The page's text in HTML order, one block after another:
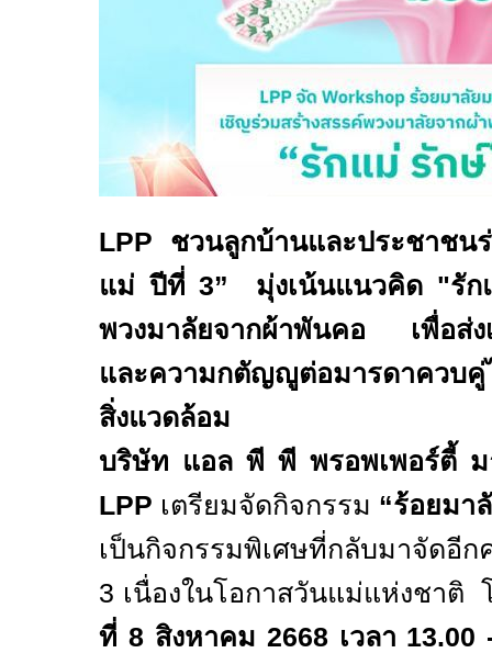
LPP ชวนลูกบ้านและประชาช
แม่ ปีที่3”
มุ่งเน้นแนวคิด "รั
พวงมาลัยจากผ้าพันคอ เพื่อส่ง
และความกตัญญูต่อมารดาควบคู่
สิ่งแวดล้อม
บริษัท แอล พี พี พรอพเพอร์ตี้ ม
LPP เตรียมจัดกิจกรรม “ร้อยมา
เป็นกิจกรรมพิเศษที่กลับมาจัดอีก
3 เนื่องในโอกาสวันแม่แห่งชาติ
ที่ 8สิงหาคม 2668เวลา 13.00